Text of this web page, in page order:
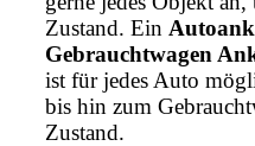
Zustand. Ein
Gebrauchtwagen
ist für jedes Auto
bis hin zum
Zustand.